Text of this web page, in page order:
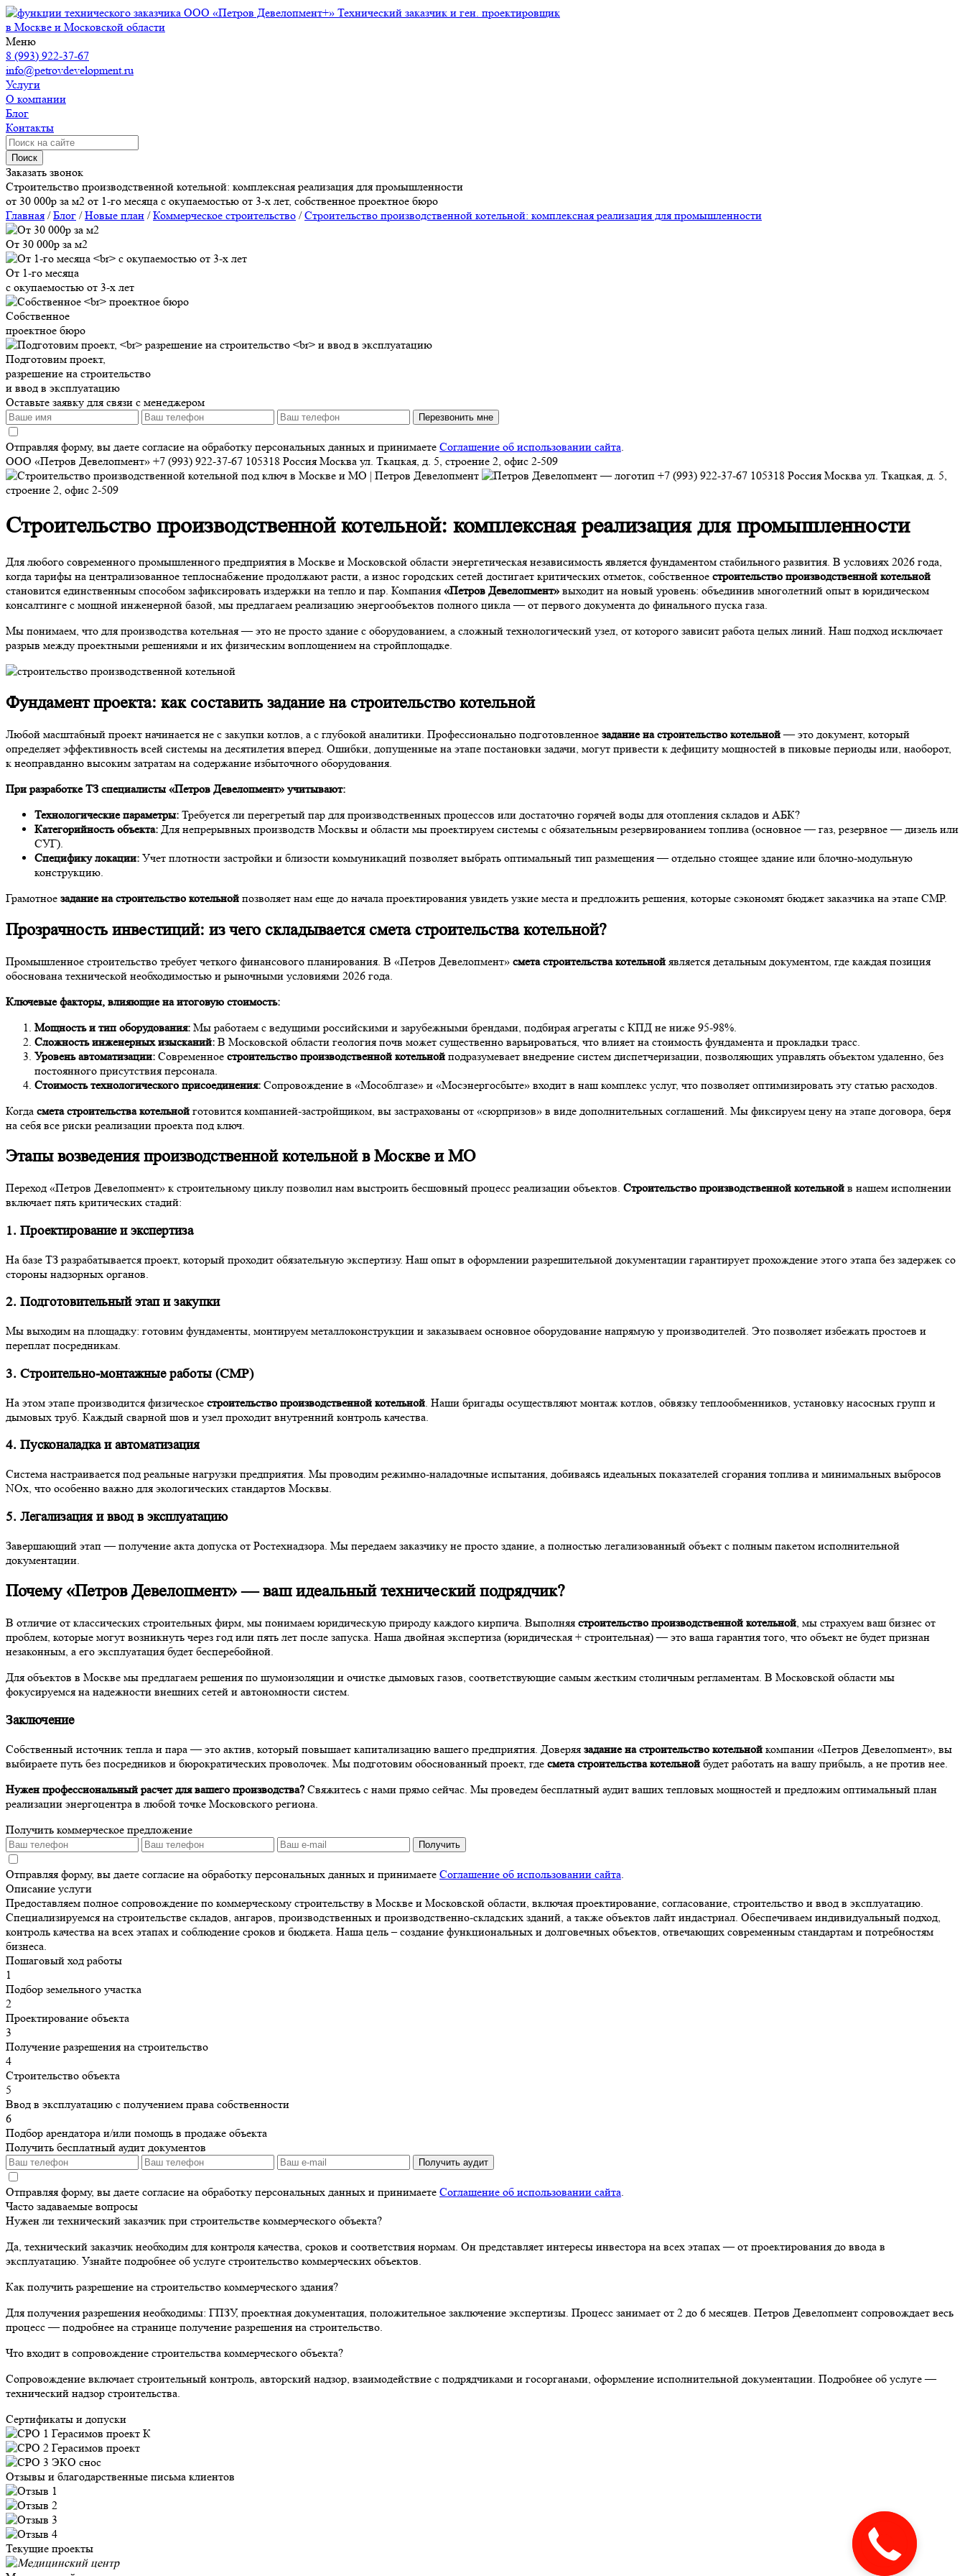
ООО «Петров Девелопмент+» Технический заказчик и ген. проектировщик
в Москве и Московской области
Меню
8 (993) 922-37-67
info@petrovdevelopment.ru
Услуги
О компании
Блог
Контакты
Поиск
Заказать звонок
Строительство производственной котельной: комплексная реализация для промышленности
от 30 000р за м2 от 1-го месяца с окупаемостью от 3-х лет, собственное проектное бюро
Главная /Блог /Новые план /Коммерческое строительство /Строительство производственной котельной: комплексная реализация для промышленности
От 30 000р за м2
От 1-го месяца
с окупаемостью от 3-х лет
Собственное
проектное бюро
Подготовим проект,
разрешение на строительство
и ввод в эксплуатацию
Оставьте заявку для связи с менеджером
Перезвонить мне
Отправляя форму, вы даете согласие на обработку персональных данных и принимаете Соглашение об использовании сайта.
ООО «Петров Девелопмент» +7 (993) 922-37-67 105318 Россия Москва ул. Ткацкая, д. 5, строение 2, офис 2-509
+7 (993) 922-37-67 105318 Россия Москва ул. Ткацкая, д. 5,
строение 2, офис 2-509
Строительство производственной котельной: комплексная реализация для промышленности
Для любого современного промышленного предприятия в Москве и Московской области энергетическая независимость является фундаментом стабильного развития. В условиях 2026 года,
когда тарифы на централизованное теплоснабжение продолжают расти, а износ городских сетей достигает критических отметок, собственное строительство производственной котельной
становится единственным способом зафиксировать издержки на тепло и пар. Компания «Петров Девелопмент» выходит на новый уровень: объединив многолетний опыт в юридическом
консалтинге с мощной инженерной базой, мы предлагаем реализацию энергообъектов полного цикла — от первого документа до финального пуска газа.
Мы понимаем, что для производства котельная — это не просто здание с оборудованием, а сложный технологический узел, от которого зависит работа целых линий. Наш подход исключает
разрыв между проектными решениями и их физическим воплощением на стройплощадке.
Фундамент проекта: как составить задание на строительство котельной
Любой масштабный проект начинается не с закупки котлов, а с глубокой аналитики. Профессионально подготовленное задание на строительство котельной— это документ, который
определяет эффективность всей системы на десятилетия вперед. Ошибки, допущенные на этапе постановки задачи, могут привести к дефициту мощностей в пиковые периоды или, наоборот,
к неоправданно высоким затратам на содержание избыточного оборудования.
При разработке ТЗ специалисты «Петров Девелопмент» учитывают:
Технологические параметры: Требуется ли перегретый пар для производственных процессов или достаточно горячей воды для отопления складов и АБК?
Категорийность объекта: Для непрерывных производств Москвы и области мы проектируем системы с обязательным резервированием топлива (основное — газ, резервное — дизель или
СУГ).
Специфику локации: Учет плотности застройки и близости коммуникаций позволяет выбрать оптимальный тип размещения — отдельно стоящее здание или блочно-модульную
конструкцию.
Грамотное задание на строительство котельной позволяет нам еще до начала проектирования увидеть узкие места и предложить решения, которые сэкономят бюджет заказчика на этапе СМР.
Прозрачность инвестиций: из чего складывается смета строительства котельной?
Промышленное строительство требует четкого финансового планирования. В «Петров Девелопмент» смета строительства котельной является детальным документом, где каждая позиция
обоснована технической необходимостью и рыночными условиями 2026 года.
Ключевые факторы, влияющие на итоговую стоимость:
Мощность и тип оборудования: Мы работаем с ведущими российскими и зарубежными брендами, подбирая агрегаты с КПД не ниже 95-98%.
Сложность инженерных изысканий: В Московской области геология почв может существенно варьироваться, что влияет на стоимость фундамента и прокладки трасс.
Уровень автоматизации: Современное строительство производственной котельной подразумевает внедрение систем диспетчеризации, позволяющих управлять объектом удаленно, без
постоянного присутствия персонала.
Стоимость технологического присоединения: Сопровождение в «Мособлгазе» и «Мосэнергосбыте» входит в наш комплекс услуг, что позволяет оптимизировать эту статью расходов.
Когда смета строительства котельной готовится компанией-застройщиком, вы застрахованы от «сюрпризов» в виде дополнительных соглашений. Мы фиксируем цену на этапе договора, беря
на себя все риски реализации проекта под ключ.
Этапы возведения производственной котельной в Москве и МО
Переход «Петров Девелопмент» к строительному циклу позволил нам выстроить бесшовный процесс реализации объектов. Строительство производственной котельной в нашем исполнении
включает пять критических стадий:
1. Проектирование и экспертиза
На базе ТЗ разрабатывается проект, который проходит обязательную экспертизу. Наш опыт в оформлении разрешительной документации гарантирует прохождение этого этапа без задержек со
стороны надзорных органов.
2. Подготовительный этап и закупки
Мы выходим на площадку: готовим фундаменты, монтируем металлоконструкции и заказываем основное оборудование напрямую у производителей. Это позволяет избежать простоев и
переплат посредникам.
3. Строительно-монтажные работы (СМР)
На этом этапе производится физическое строительство производственной котельной . Наши бригады осуществляют монтаж котлов, обвязку теплообменников, установку насосных групп и
дымовых труб. Каждый сварной шов и узел проходит внутренний контроль качества.
4. Пусконаладка и автоматизация
Система настраивается под реальные нагрузки предприятия. Мы проводим режимно-наладочные испытания, добиваясь идеальных показателей сгорания топлива и минимальных выбросов
NOx, что особенно важно для экологических стандартов Москвы.
5. Легализация и ввод в эксплуатацию
Завершающий этап — получение акта допуска от Ростехнадзора. Мы передаем заказчику не просто здание, а полностью легализованный объект с полным пакетом исполнительной
документации.
Почему «Петров Девелопмент» — ваш идеальный технический подрядчик?
В отличие от классических строительных фирм, мы понимаем юридическую природу каждого кирпича. Выполняя строительство производственной котельной, мы страхуем ваш бизнес от
проблем, которые могут возникнуть через год или пять лет после запуска. Наша двойная экспертиза (юридическая + строительная) — это ваша гарантия того, что объект не будет признан
незаконным, а его эксплуатация будет бесперебойной.
Для объектов в Москве мы предлагаем решения по шумоизоляции и очистке дымовых газов, соответствующие самым жестким столичным регламентам. В Московской области мы
фокусируемся на надежности внешних сетей и автономности систем.
Заключение
Собственный источник тепла и пара — это актив, который повышает капитализацию вашего предприятия. Доверяя задание на строительство котельной компании «Петров Девелопмент», вы
выбираете путь без посредников и бюрократических проволочек. Мы подготовим обоснованный проект, где смета строительства котельной будет работать на вашу прибыль, а не против нее.
Нужен профессиональный расчет для вашего производства? Свяжитесь с нами прямо сейчас. Мы проведем бесплатный аудит ваших тепловых мощностей и предложим оптимальный план
реализации энергоцентра в любой точке Московского региона.
Получить коммерческое предложение
Получить
Отправляя форму, вы даете согласие на обработку персональных данных и принимаете Соглашение об использовании сайта
Описание услуги
Предоставляем полное сопровождение по коммерческому строительству в Москве и Московской области, включая проектирование, согласование, строительство и ввод в эксплуатацию.
Специализируемся на строительстве складов, ангаров, производственных и производственно-складских зданий, а также объектов лайт индастриал. Обеспечиваем индивидуальный подход,
контроль качества на всех этапах и соблюдение сроков и бюджета. Наша цель – создание функциональных и долговечных объектов, отвечающих современным стандартам и потребностям
бизнеса.
Пошаговый ход работы
1
Подбор земельного участка
2
Проектирование объекта
3
Получение разрешения на строительство
4
Строительство объекта
5
Ввод в эксплуатацию с получением права собственности
6
Подбор арендатора и/или помощь в продаже объекта
Получить бесплатный аудит документов
Получить аудит
Отправляя форму, вы даете согласие на обработку персональных данных и принимаете Соглашение об использовании сайта
Часто задаваемые вопросы
Нужен ли технический заказчик при строительстве коммерческого объекта?
Да, технический заказчик необходим для контроля качества, сроков и соответствия нормам. Он представляет интересы инвестора на всех этапах — от проектирования до ввода в
эксплуатацию. Узнайте подробнее об услуге строительство коммерческих объектов.
Как получить разрешение на строительство коммерческого здания?
Для получения разрешения необходимы: ГПЗУ, проектная документация, положительное заключение экспертизы. Процесс занимает от 2 до 6 месяцев. Петров Девелопмент сопровождает весь
процесс — подробнее на странице получение разрешения на строительство.
Что входит в сопровождение строительства коммерческого объекта?
Сопровождение включает строительный контроль, авторский надзор, взаимодействие с подрядчиками и госорганами, оформление исполнительной документации. Подробнее об услуге —
технический надзор строительства.
Сертификаты и допуски
Отзывы и благодарственные письма клиентов
Текущие проекты